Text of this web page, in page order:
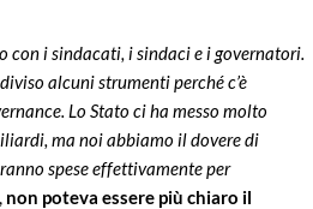
con i sindacati, i sindaci e i governatori.
alcuni strumenti perché c’è
Lo Stato ci ha messo molto
ma noi abbiamo il dovere di
spese effettivamente per
non poteva essere più chiaro il